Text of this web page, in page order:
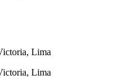
Lima
Lima